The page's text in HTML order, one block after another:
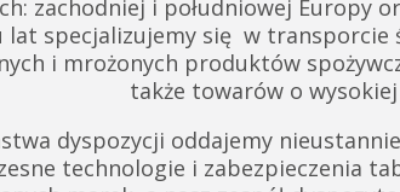
zachodniej i południowej Europy
lat specjalizujemy się w transporcie
i mrożonych produktów
także towarów o
dyspozycji oddajemy
technologie i zabezpieczenia